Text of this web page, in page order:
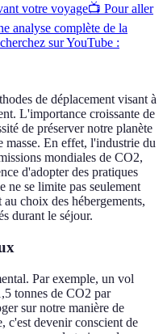
votre voyage📺 Pour aller
analyse complète de la
sur YouTube :
de déplacement visant à
L'importance croissante de
de préserver notre planète
masse. En effet, l'industrie du
mondiales de CO2,
d'adopter des pratiques
ne se limite pas seulement
choix des hébergements,
durant le séjour.
Par exemple, un vol
tonnes de CO2 par
sur notre manière de
c'est devenir conscient de